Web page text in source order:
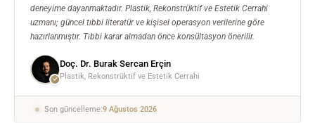
deneyime dayanmaktadır. Plastik, Rekonstrüktif ve Estetik Cerrahi
uzmanı; güncel tıbbi literatür ve kişisel operasyon verilerine göre
hazırlanmıştır. Tıbbi karar almadan önce konsültasyon önerilir.
Doç. Dr. Burak Sercan Erçin
Plastik, Rekonstrüktif ve Estetik Cerrahi
Son güncelleme:9 Ağustos 2026